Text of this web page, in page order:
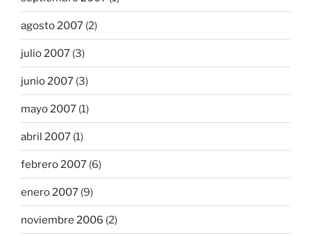
agosto 2007 (2)
julio 2007 (3)
junio 2007 (3)
mayo 2007 (1)
abril 2007 (1)
febrero 2007 (6)
enero 2007 (9)
noviembre 2006 (2)